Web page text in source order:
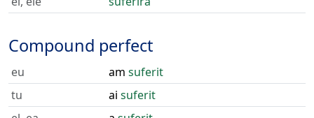
Compound perfect
eu am suferit
tu
ai suferit